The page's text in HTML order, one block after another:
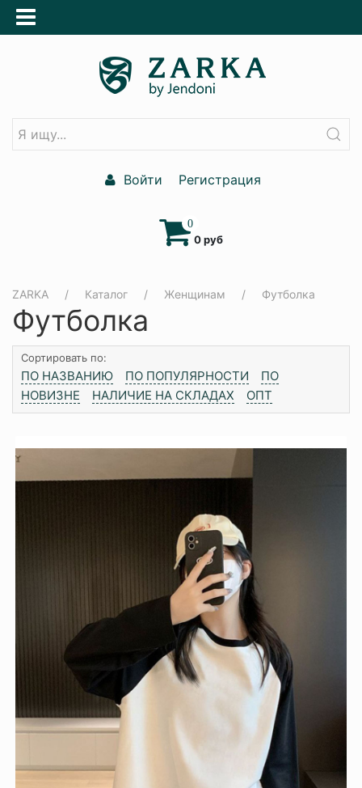
Войти Регистрация
0
0 руб
ZARKA Каталог Женщинам Футболка
Футболка
Сортировать по:
ПО НАЗВАНИЮ ПО ПОПУЛЯРНОСТИ
ПО
НОВИЗНЕ
НАЛИЧИЕ НА СКЛАДАХ ОПТ